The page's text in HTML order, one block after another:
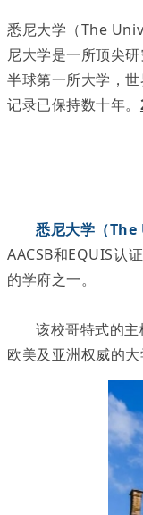
of Technology
of Technology
悉尼大学（The
尼大学是一所顶尖
半球第一所大学，
记录已保持数十年。
悉尼大学（
AACSB和EQUIS认
的学府之一。
该校哥特式的
欧美及亚洲权威的大